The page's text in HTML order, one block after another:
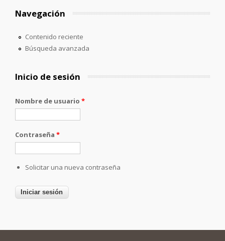
Navegación
Contenido reciente
Búsqueda avanzada
Inicio de sesión
Nombre de usuario *
Contraseña *
Solicitar una nueva contraseña